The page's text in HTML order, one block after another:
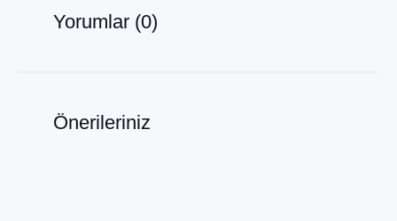
Yorumlar (0)
Önerileriniz